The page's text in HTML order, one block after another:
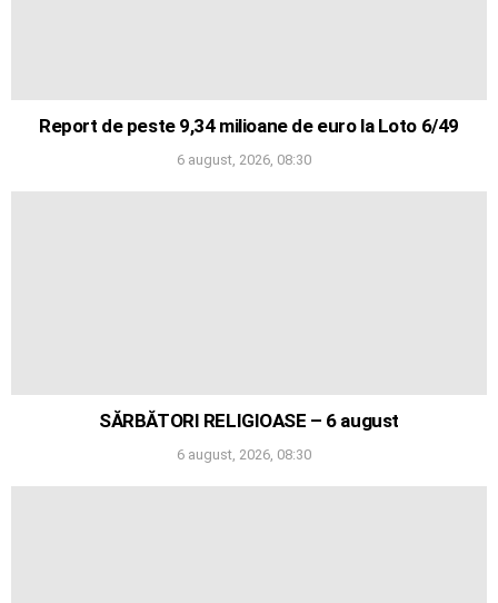
Report de peste 9,34 milioane de euro la Loto 6/49
6 august, 2026, 08:30
SĂRBĂTORI RELIGIOASE – 6 august
6 august, 2026, 08:30